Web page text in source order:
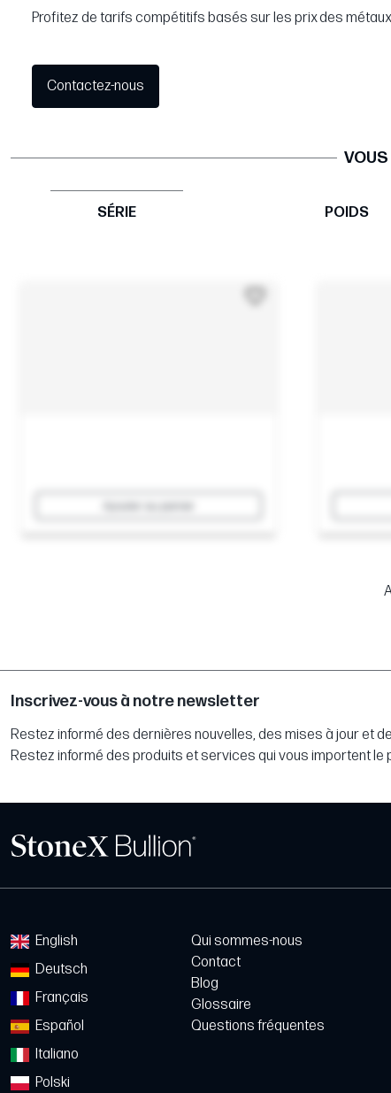
Profitez de tarifs compétitifs basés sur les prix des
Contactez-nous
VOUS
SÉRIE POIDS
Inscrivez-vous à notre newsletter
Restez informé des dernières nouvelles, des mises à jour et
Restez informé des produits et services qui vous importent le
English
Deutsch
Français
Español
Italiano
Polski
Qui sommes-nous
Contact
Blog
Glossaire
Questions fréquentes